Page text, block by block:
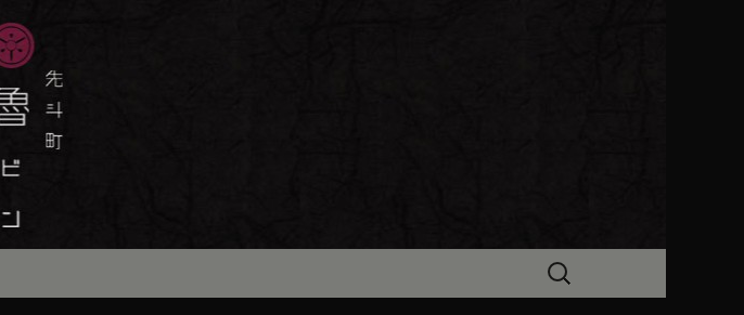
理・和食「魯ビン
ブログ
和食が自慢の「魯ビン（ろびん）」がお店からのお
ます。
検